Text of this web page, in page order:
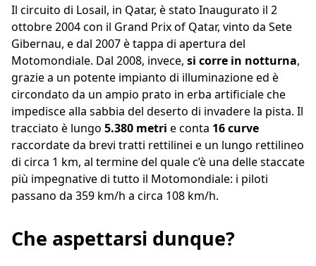
Il circuito di Losail, in Qatar, è stato Inaugurato il 2
ottobre 2004 con il Grand Prix of Qatar, vinto da Sete
Gibernau, e dal 2007 è tappa di apertura del
Motomondiale. Dal 2008, invece, si corre in notturna,
grazie a un potente impianto di illuminazione ed è
circondato da un ampio prato in erba artificiale che
impedisce alla sabbia del deserto di invadere la pista. Il
tracciato è lungo 5.380 metri e conta 16 curve
raccordate da brevi tratti rettilinei e un lungo rettilineo
di circa 1 km, al termine del quale c’è una delle staccate
più impegnative di tutto il Motomondiale: i piloti
passano da 359 km/h a circa 108 km/h.
Che aspettarsi dunque?